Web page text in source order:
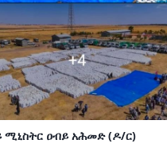
ዐብይ አሕመድ (ዶ/ር)